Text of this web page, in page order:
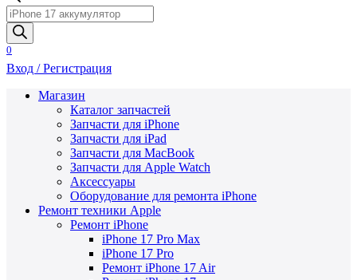
Поиск
товаров
0
Вход / Регистрация
Магазин
Каталог запчастей
Запчасти для iPhone
Запчасти для iPad
Запчасти для MacBook
Запчасти для Apple Watch
Аксессуары
Оборудование для ремонта iPhone
Ремонт техники Apple
Ремонт iPhone
iPhone 17 Pro Max
iPhone 17 Pro
Ремонт iPhone 17 Air